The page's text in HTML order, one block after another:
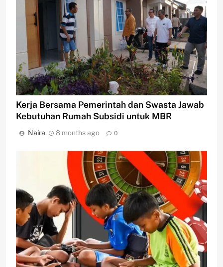
Kerja Bersama Pemerintah dan Swasta Jawab
Kebutuhan Rumah Subsidi untuk MBR
Naira 8 months ago 0